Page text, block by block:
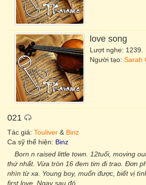
love song
Lượt nghe: 1239.
Người tạo: Sarah
021
Tác giả: Touliver & Binz
Ca sỹ thể hiện: Binz
Born n raised little town. 12tuổi, moving
thứ nhất. Vừa tròn 16 đem tim đi trao. Đơn
nhìn từ xa. Young boy, muốn được, biết vị
first love. Ngay sau đó.